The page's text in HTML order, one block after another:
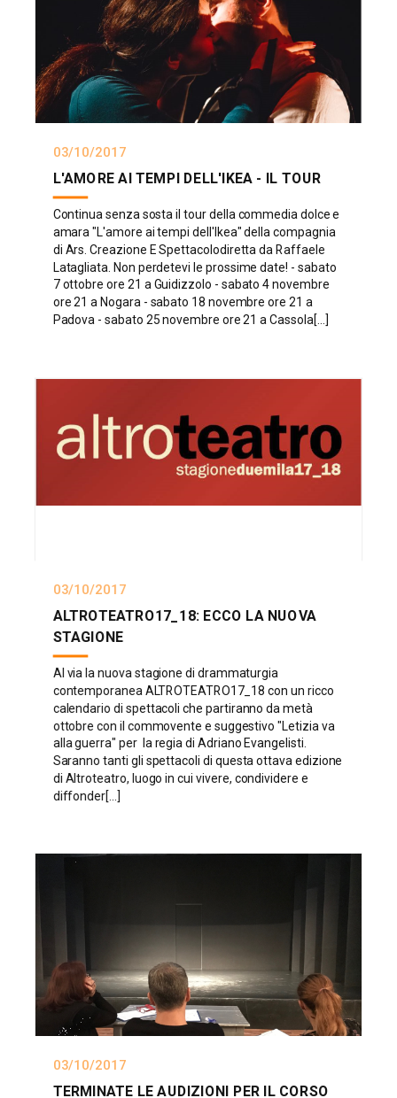
03/10/2017
L'AMORE AI TEMPI DELL'IKEA - IL TOUR
Continua senza sosta il tour della commedia dolce e
amara "L'amore ai tempi dell'Ikea" della compagnia
di Ars. Creazione E Spettacolodiretta da Raffaele
Latagliata. Non perdetevi le prossime date! - sabato
7 ottobre ore 21 a Guidizzolo - sabato 4 novembre
ore 21 a Nogara - sabato 18 novembre ore 21 a
Padova - sabato 25 novembre ore 21 a Cassola[...]
03/10/2017
ALTROTEATRO17_18: ECCO LA NUOVA
STAGIONE
Al via la nuova stagione di drammaturgia
contemporanea ALTROTEATRO17_18 con un ricco
calendario di spettacoli che partiranno da metà
ottobre con il commovente e suggestivo "Letizia va
alla guerra" per la regia di Adriano Evangelisti.
Saranno tanti gli spettacoli di questa ottava edizione
di Altroteatro, luogo in cui vivere, condividere e
diffonder[...]
03/10/2017
TERMINATE LE AUDIZIONI PER IL CORSO